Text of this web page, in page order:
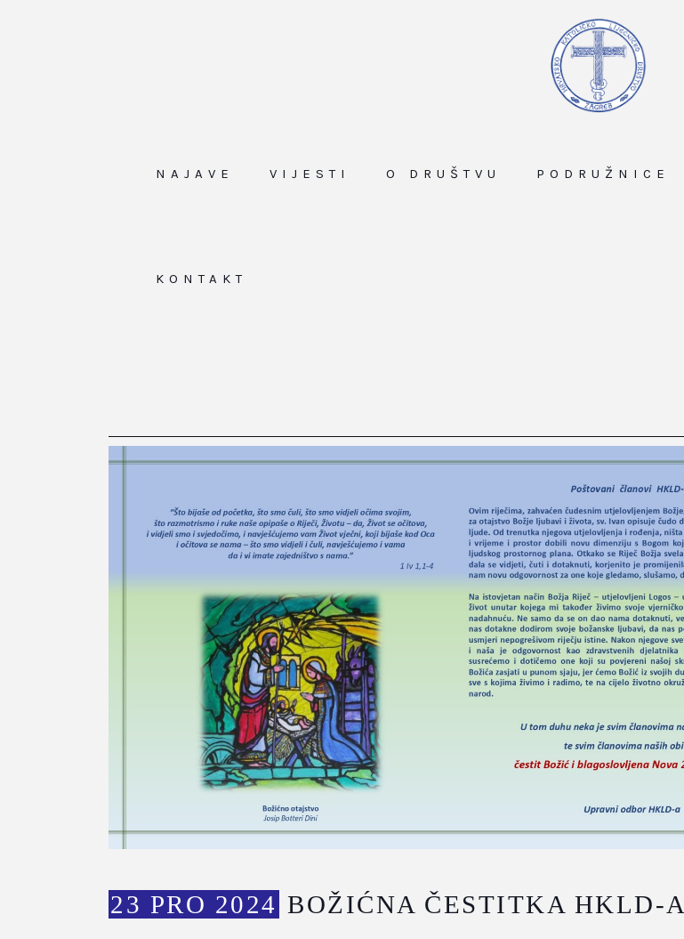
NAJAVE VIJESTI O DRUŠTVU PODRUŽNICE
KONTAKT
23 PRO 2024 BOŽIĆNA ČESTITKA HKLD-A